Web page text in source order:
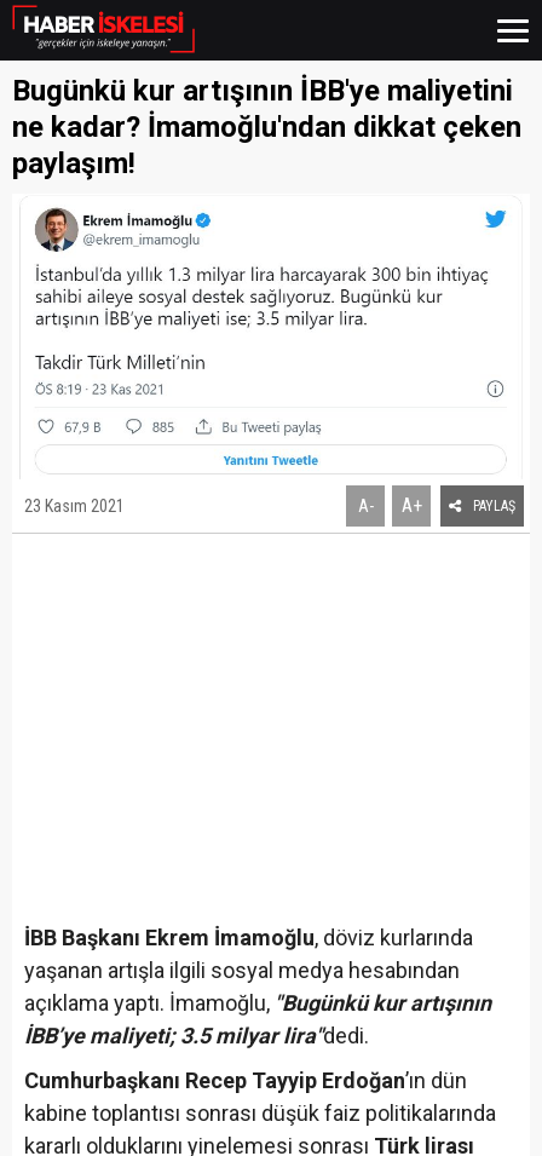
Bugünkü kur artışının İBB'ye maliyetini
ne kadar? İmamoğlu'ndan dikkat çeken
paylaşım!
23 Kasım 2021 A- A+ PAYLAŞ
İBB Başkanı Ekrem İmamoğlu, döviz kurlarında
yaşanan artışla ilgili sosyal medya hesabından
açıklama yaptı. İmamoğlu, "Bugünkü kur artışının
İBB’ye maliyeti; 3.5 milyar lira"dedi.
Cumhurbaşkanı Recep Tayyip Erdoğan’ın dün
kabine toplantısı sonrası düşük faiz politikalarında
kararlı olduklarını yinelemesi sonrası Türk lirası